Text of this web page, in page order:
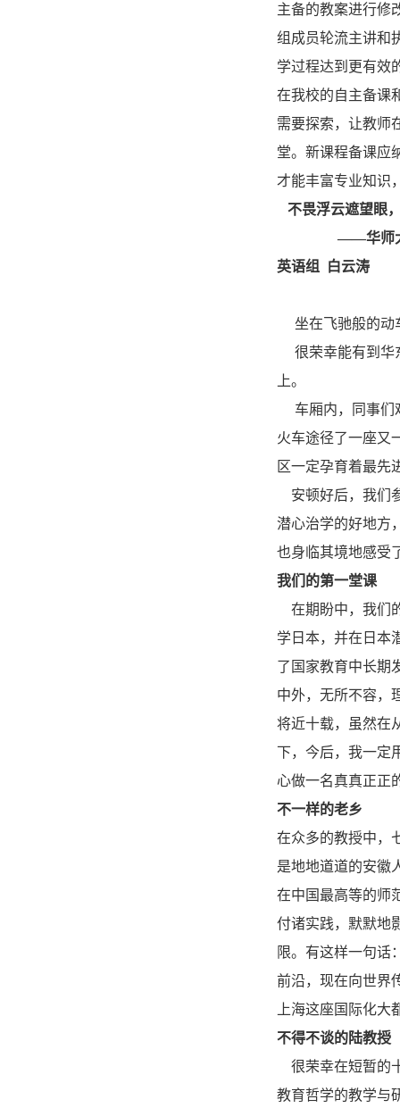
主备的教案进行修
组成员轮流主讲和
学过程达到更有效
在我校的自主备课
需要探索，让教师
堂。新课程备课应
才能丰富专业知识
不畏浮云遮望眼
——华师
英语组 白云涛
坐在飞驰般的动
很荣幸能有到华
上。
车厢内，同事们
火车途径了一座又
区一定孕育着最先
安顿好后，我们
潜心治学的好地方
也身临其境地感受
我们的第一堂课
在期盼中，我们
学日本，并在日本
了国家教育中长期
中外，无所不容，
将近十载，虽然在
下，今后，我一定
心做一名真真正正
不一样的老乡
在众多的教授中，
是地地道道的安徽
在中国最高等的师
付诸实践，默默地
限。有这样一句话
前沿，现在向世界
上海这座国际化
不得不谈的陆教授
很荣幸在短暂的
教育哲学的教学与